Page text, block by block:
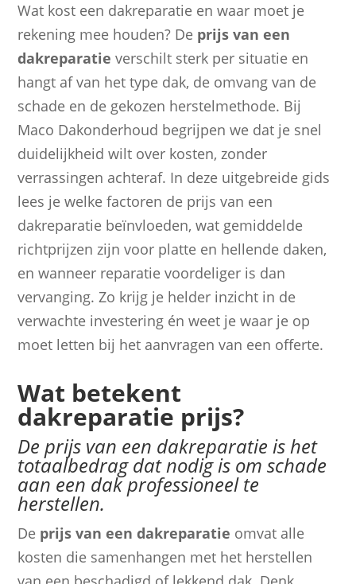
Wat kost een dakreparatie en waar moet je
rekening mee houden? De prijs van een
dakreparatieverschilt sterk per situatie en
hangt af van het type dak, de omvang van de
schade en de gekozen herstelmethode. Bij
Maco Dakonderhoud begrijpen we dat je snel
duidelijkheid wilt over kosten, zonder
verrassingen achteraf. In deze uitgebreide gids
lees je welke factoren de prijs van een
dakreparatie beïnvloeden, wat gemiddelde
richtprijzen zijn voor platte en hellende daken,
en wanneer reparatie voordeliger is dan
vervanging. Zo krijg je helder inzicht in de
verwachte investering én weet je waar je op
moet letten bij het aanvragen van een offerte.
Wat betekent
dakreparatie prijs?
De prijs van een dakreparatie is het
totaalbedrag dat nodig is om schade
aan een dak professioneel te
herstellen.
De prijs van een dakreparatie omvat alle
kosten die samenhangen met het herstellen